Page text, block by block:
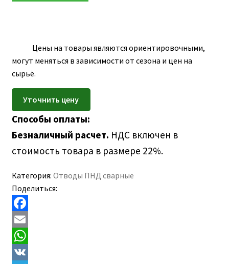
КОНТАКТЫ
Цены на товары являются ориентировочными,
могут меняться в зависимости от сезона и цен на
сырьё.
Способы оплаты:
Безналичный расчет. НДС включен в
стоимость товара в размере 22%.
Категория: Отводы ПНД сварные
Поделиться:
F
a
c
E
m
W